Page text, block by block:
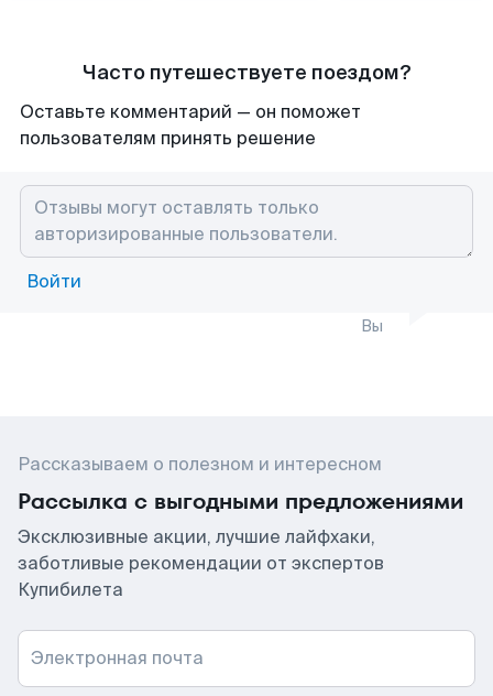
Часто путешествуете поездом?
Оставьте комментарий — он поможет
пользователям принять решение
Войти
Вы
Рассказываем о полезном и интересном
Рассылка с выгодными предложениями
Эксклюзивные акции, лучшие лайфхаки,
заботливые рекомендации от экспертов
Купибилета
Электронная почта